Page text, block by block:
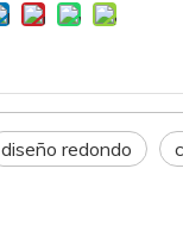
diseño redondo